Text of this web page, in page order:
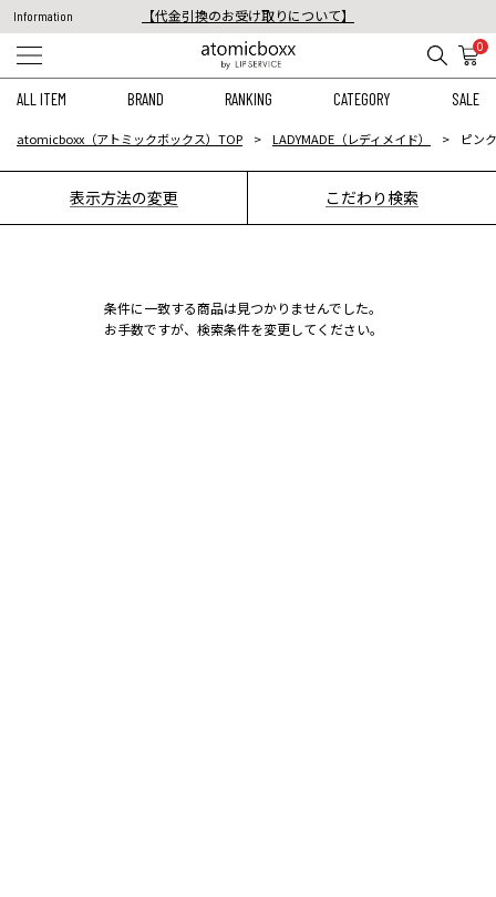
Information
【代金引換のお受け取りについて】
税込11,000円以上のご注文で送料無料！
0
ALL ITEM BRAND RANKING CATEGORY SALE
atomicboxx（アトミックボックス）TOP LADYMADE（レディメイド） ピンク
表示方法の変更 こだわり検索
条件に一致する商品は見つかりませんでした。
お手数ですが、検索条件を変更してください。